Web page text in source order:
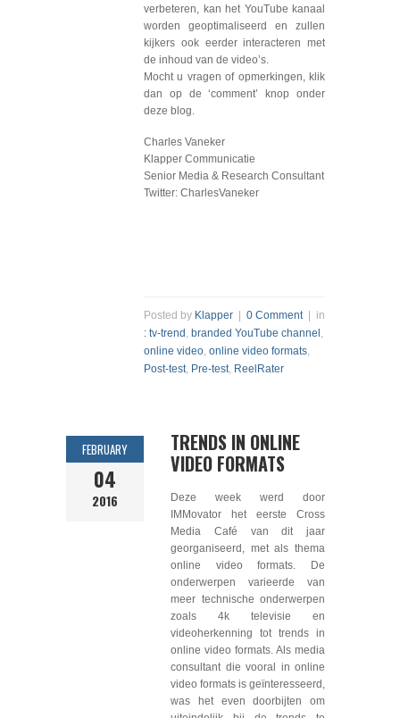
verbeteren, kan het YouTube kanaal
worden geoptimaliseerd en zullen
kijkers ook eerder interacteren met
de inhoud van de video’s.
Mocht u vragen of opmerkingen, klik
dan op de ‘comment’ knop onder
deze blog.
Charles Vaneker
Klapper Communicatie
Senior Media & Research Consultant
Twitter: CharlesVaneker
Posted by Klapper 0 Comment| in
: tv-trend , branded YouTube channel ,
online video, online video formats,
Post-test, Pre-test, ReelRater
FEBRUARY
04
2016
TRENDS IN ONLINE
VIDEO FORMATS
Deze week werd door
IMMovator het eerste Cross
Media Café van dit jaar
georganiseerd, met als thema
online video formats. De
onderwerpen varieerde van
meer technische onderwerpen
zoals 4k televisie en
videoherkenning tot trends in
online video formats. Als media
consultant die vooral in online
video formats is geïnteresseerd,
was het even doorbijten om